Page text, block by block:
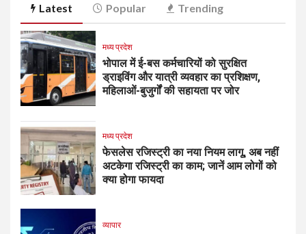
Latest Popular Trending
मध्य प्रदेश
भोपाल में ई-बस कर्मचारियों को सुरक्षित
ड्राइविंग और यात्री व्यवहार का प्रशिक्षण,
महिलाओं-बुजुर्गों की सहायता पर जोर
मध्य प्रदेश
फेसलेस रजिस्ट्री का नया नियम लागू, अब नहीं
अटकेगा रजिस्ट्री का काम; जानें आम लोगों को
क्या होगा फायदा
व्यापार